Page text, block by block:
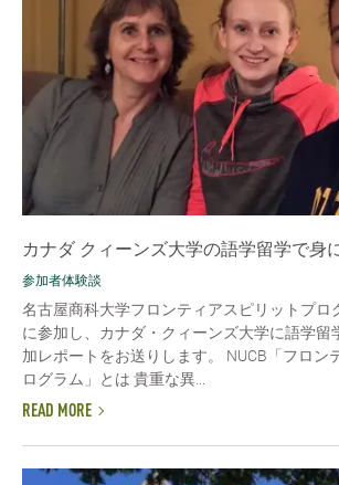
カナダ クィーンズ大学の語学留学で身
参加者体験談
名古屋商科大学フロンティアスピリットプロ
に参加し、カナダ・クィーンズ大学に語学留
加レポートをお送りします。 NUCB「フロン
ログラム」とは 貴重な異...
READ MORE